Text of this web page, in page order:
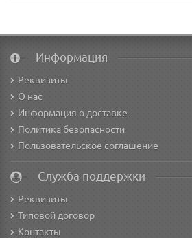
Информация
Реквизиты
О нас
Информация о доставке
Политика безопасности
Пользовательское соглашение
Служба поддержки
Реквизиты
Типовой договор
Контакты